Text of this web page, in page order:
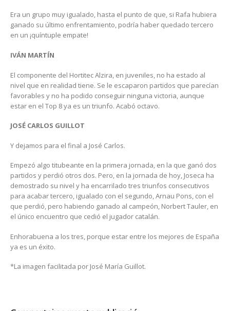
Era un grupo muy igualado, hasta el punto de que, si Rafa hubiera
ganado su último enfrentamiento, podría haber quedado tercero
en un ¡quíntuple empate!
IVÁN MARTÍN
El componente del Hortitec Alzira, en juveniles, no ha estado al
nivel que en realidad tiene. Se le escaparon partidos que parecían
favorables y no ha podido conseguir ninguna victoria, aunque
estar en el Top 8 ya es un triunfo. Acabó octavo.
JOSÉ CARLOS GUILLOT
Y dejamos para el final a José Carlos.
Empezó algo titubeante en la primera jornada, en la que ganó dos
partidos y perdió otros dos. Pero, en la jornada de hoy, Joseca ha
demostrado su nivel y ha encarrilado tres triunfos consecutivos
para acabar tercero, igualado con el segundo, Arnau Pons, con el
que perdió, pero habiendo ganado al campeón, Norbert Tauler, en
el único encuentro que cedió el jugador catalán.
Enhorabuena a los tres, porque estar entre los mejores de España
ya es un éxito.
*La imagen facilitada por José María Guillot.